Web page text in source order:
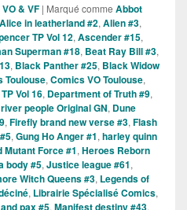
& VF | Marqué comme Abbot
Alice in leatherland #2, Alien #3,
TP Vol 12, Ascender #15,
Superman #18, Beat Ray Bill #3,
, Black Panther #25, Black Widow
Toulouse, Comics VO Toulouse,
Vol 16, Department of Truth #9,
people Original GN, Dune
, Firefly brand new verse #3, Flash
, Gung Ho Anger #1, harley quinn
Force #1, Heroes Reborn
body #5, Justice league #61,
Witch Queens #3, Legends of
, Librairie Spécialisé Comics,
pax #5, Manifest destiny #43,